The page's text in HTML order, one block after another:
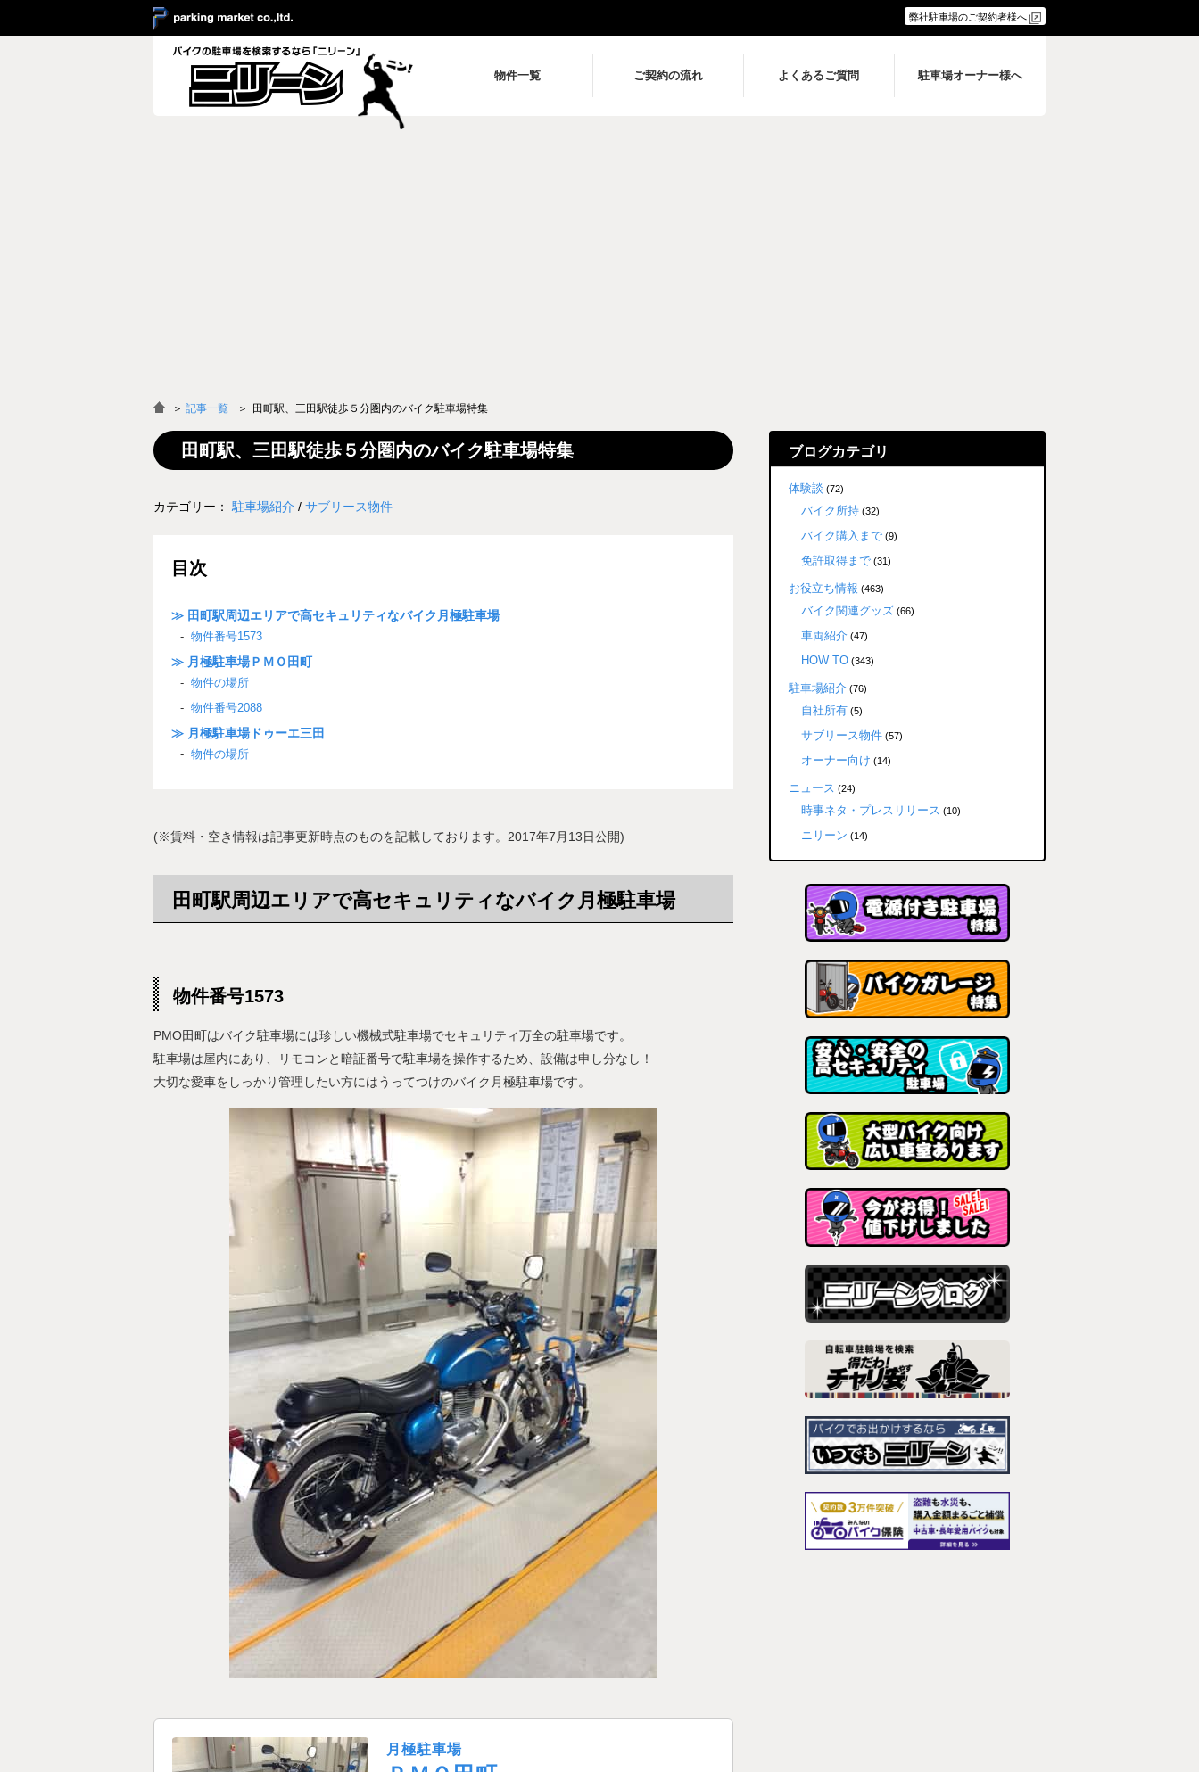
弊社駐車場のご契約者様へ
物件一覧 ご契約の流れ よくあるご質問 駐車場オーナー様へ
＞ 記事一覧 田町駅、三田駅徒歩５分圏内のバイク駐車場特集
田町駅、三田駅徒歩５分圏内のバイク駐車場特集
カテゴリー： 駐車場紹介 / サブリース物件
目次
≫ 田町駅周辺エリアで高セキュリティなバイク月極駐車場
物件番号1573
≫ 月極駐車場ＰＭＯ田町
物件の場所
物件番号2088
≫ 月極駐車場ドゥーエ三田
物件の場所
(※賃料・空き情報は記事更新時点のものを記載しております。2017年7月13日公開)
田町駅周辺エリアで高セキュリティなバイク月極駐車場
物件番号1573
PMO田町はバイク駐車場には珍しい機械式駐車場でセキュリティ万全の駐車場です。
駐車場は屋内にあり、リモコンと暗証番号で駐車場を操作するため、設備は申し分なし！
大切な愛車をしっかり管理したい方にはうってつけのバイク月極駐車場です。
月極駐車場
ブログカテゴリ
体験談 (72)
バイク所持 (32)
バイク購入まで (9)
免許取得まで (31)
お役立ち情報 (463)
バイク関連グッズ (66)
車両紹介 (47)
HOW TO (343)
駐車場紹介 (76)
自社所有 (5)
サブリース物件 (57)
オーナー向け (14)
ニュース (24)
時事ネタ・プレスリリース (10)
ニリーン (14)